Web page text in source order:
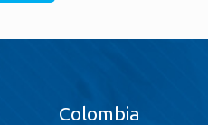
Colombia